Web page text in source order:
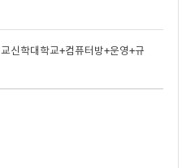
신학대학교+컴퓨터방+운영+규